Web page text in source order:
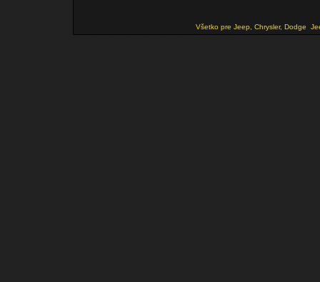
Všetko pre Jeep, Chrysler, Dodge